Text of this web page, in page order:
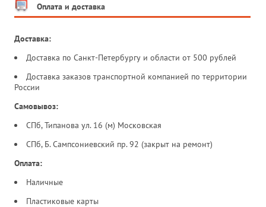
Оплата и доставка
Доставка:
Доставка по Санкт-Петербургу и области от 500 рублей
Доставка заказов транспортной компанией по территории
России
Самовывоз:
СПб, Типанова ул. 16 (м) Московская
СПб, Б. Сампсониевский пр. 92 (закрыт на ремонт)
Оплата:
Наличные
Пластиковые карты